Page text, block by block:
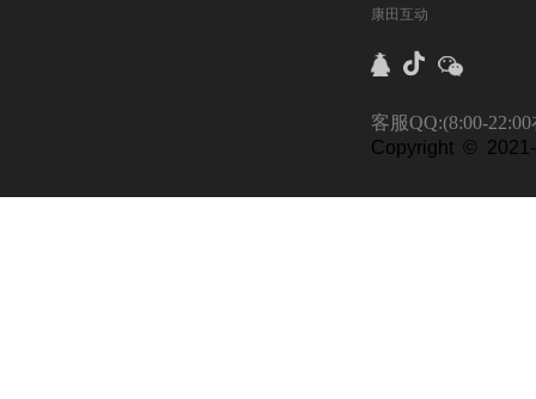
康田互动
客服QQ:(8:00-
Copyright © 2021-